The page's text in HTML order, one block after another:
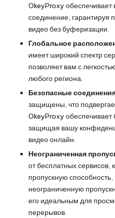
OkeyProxy обеспечивает
соединение, гарантируя
видео без буферизации.
Глобальное
имеет широкий спектр
позволяет вам с
любого региона.
Безопасные
защищены, что
OkeyProxy обеспечивает
защищая вашу
видео онлайн.
Неограниченная
от бесплатных сервисов,
пропускную
неограниченную
его идеальным для
перерывов.